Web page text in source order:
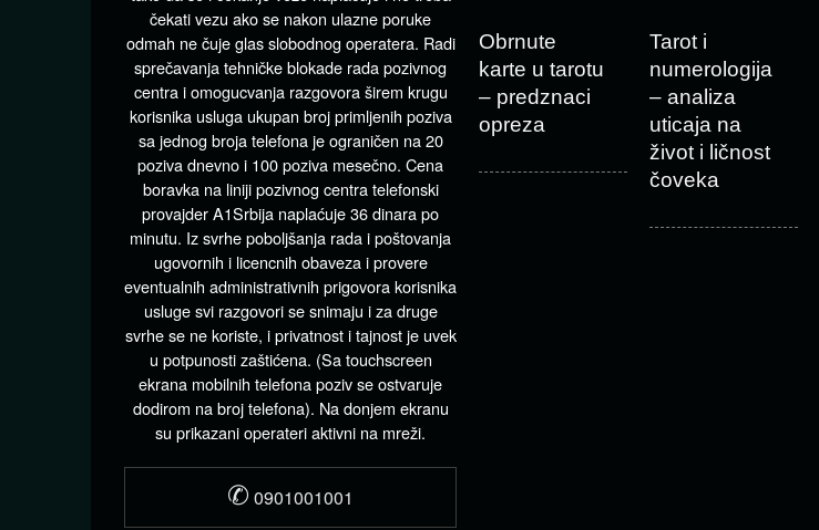
Obrnute
karte u tarotu
– predznaci
opreza
Tarot i
numerologija
– analiza
uticaja na
život i ličnost
čoveka
čekati vezu ako se nakon ulazne poruke
odmah ne čuje glas slobodnog operatera. Radi
sprečavanja tehničke blokade rada pozivnog
centra i omogucvanja razgovora širem krugu
korisnika usluga ukupan broj primljenih poziva
sa jednog broja telefona je ograničen na 20
poziva dnevno i 100 poziva mesečno. Cena
boravka na liniji pozivnog centra telefonski
provajder A1Srbija naplaćuje 36 dinara po
minutu. Iz svrhe poboljšanja rada i poštovanja
ugovornih i licencnih obaveza i provere
eventualnih administrativnih prigovora korisnika
usluge svi razgovori se snimaju i za druge
svrhe se ne koriste, i privatnost i tajnost je uvek
u potpunosti zaštićena. (Sa touchscreen
ekrana mobilnih telefona poziv se ostvaruje
dodirom na broj telefona). Na donjem ekranu
su prikazani operateri aktivni na mreži.
✆ 0901001001